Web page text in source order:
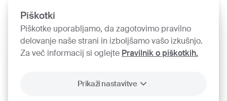
Piškotki
Piškotke uporabljamo, da zagotovimo pravilno
delovanje naše strani in izboljšamo vašo izkušnjo.
Za več informacij si oglejte Pravilnik o piškotkih.
Prikaži nastavitve
Iskalnik certifikatov